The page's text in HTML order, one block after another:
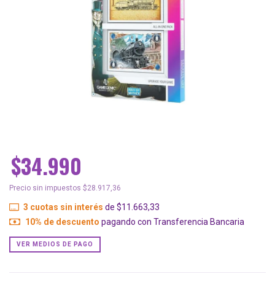
$34.990
Precio sin impuestos $28.917,36
3 cuotas sin interés de $11.663,33
10% de descuento pagando con Transferencia Bancaria
VER MEDIOS DE PAGO